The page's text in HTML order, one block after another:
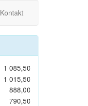
Kontakt
1 085,50
1 015,50
888,00
790,50